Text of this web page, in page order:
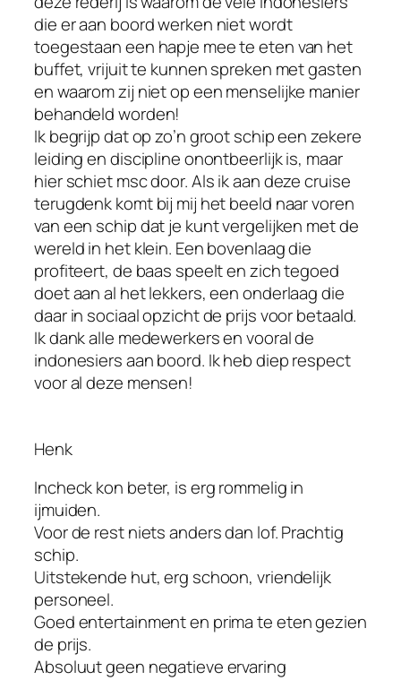
die er aan boord werken niet wordt
toegestaan een hapje mee te eten van het
buffet, vrijuit te kunnen spreken met gasten
en waarom zij niet op een menselijke manier
behandeld worden!
Ik begrijp dat op zo’n groot schip een zekere
leiding en discipline onontbeerlijk is, maar
hier schiet msc door. Als ik aan deze cruise
terugdenk komt bij mij het beeld naar voren
van een schip dat je kunt vergelijken met de
wereld in het klein. Een bovenlaag die
profiteert, de baas speelt en zich tegoed
doet aan al het lekkers, een onderlaag die
daar in sociaal opzicht de prijs voor betaald.
Ik dank alle medewerkers en vooral de
indonesiers aan boord. Ik heb diep respect
voor al deze mensen!
Henk
Incheck kon beter, is erg rommelig in
ijmuiden.
Voor de rest niets anders dan lof. Prachtig
schip.
Uitstekende hut, erg schoon, vriendelijk
personeel.
Goed entertainment en prima te eten gezien
de prijs.
Absoluut geen negatieve ervaring